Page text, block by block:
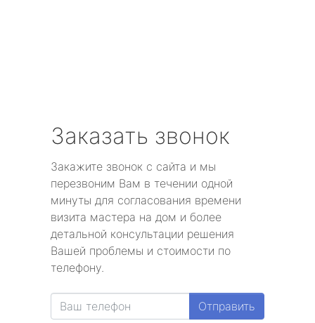
Заказать звонок
Закажите звонок с сайта и мы
перезвоним Вам в течении одной
минуты для согласования времени
визита мастера на дом и более
детальной консультации решения
Вашей проблемы и стоимости по
телефону.
Отправить